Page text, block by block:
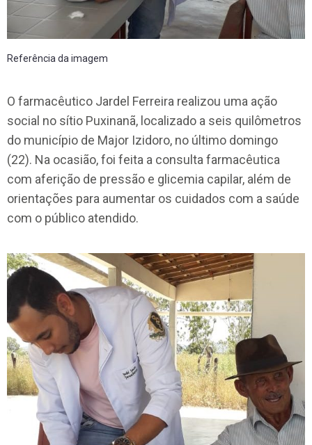
Referência da imagem
O farmacêutico Jardel Ferreira realizou uma ação
social no sítio Puxinanã, localizado a seis quilômetros
do município de Major Izidoro, no último domingo
(22). Na ocasião, foi feita a consulta farmacêutica
com aferição de pressão e glicemia capilar, além de
orientações para aumentar os cuidados com a saúde
com o público atendido.